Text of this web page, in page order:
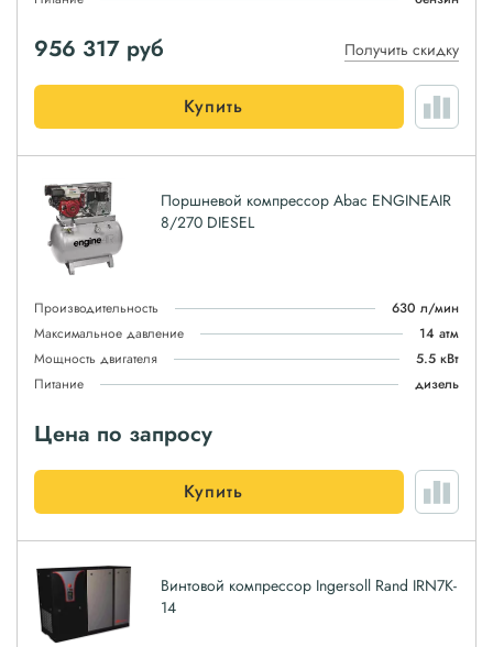
956 317 руб Получить скидку
Купить
Поршневой компрессор Abac ENGINEAIR
8/270 DIESEL
Производительность
630 л/мин
Максимальное давление
14 атм
Мощность двигателя
5.5 кВт
Питание
дизель
Цена по запросу
Купить
Винтовой компрессор Ingersoll Rand IRN7K-
14